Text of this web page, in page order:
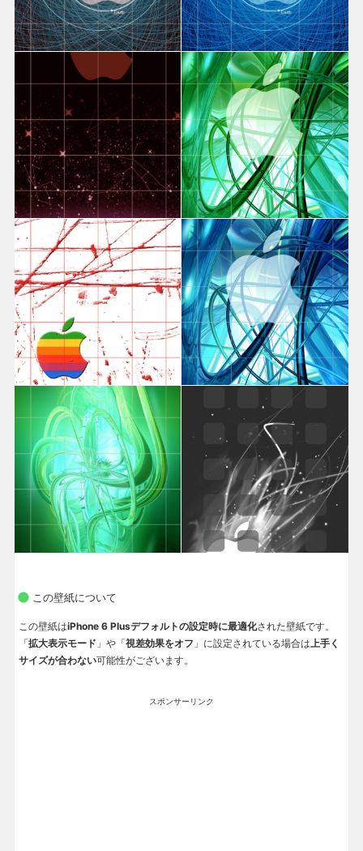
この壁紙について
この壁紙はiPhone 6 Plusデフォルトの設定時に最適化された壁紙です。
「拡大表示モード 」や「視差効果をオフ 」に設定されている場合は 上手く
サイズが合わない可能性がございます。
スポンサーリンク